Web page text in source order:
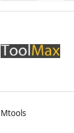
Mtools